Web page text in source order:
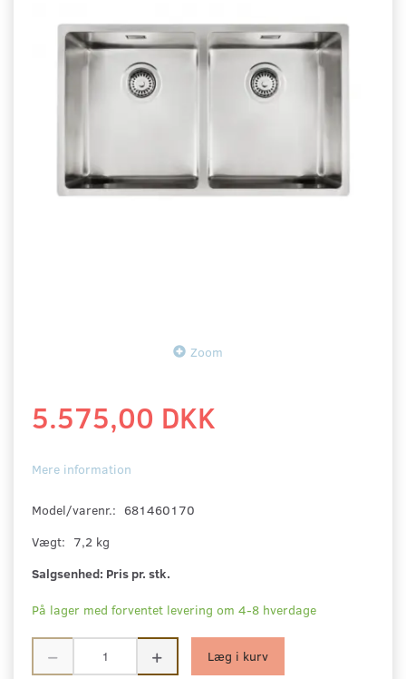
Zoom
5.575,00 DKK
Mere information
Model/varenr.: 681460170
Vægt: 7,2 kg
Salgsenhed: Pris pr. stk.
På lager med forventet levering om 4-8 hverdage
Læg i kurv